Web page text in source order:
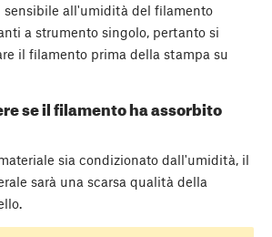
sensibile all'umidità del filamento
a strumento singolo, pertanto si
il filamento prima della stampa su
se il filamento ha assorbito
sia condizionato dall'umidità, il
sarà una scarsa qualità della